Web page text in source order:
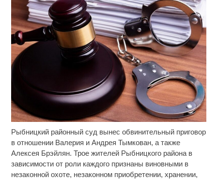
Рыбницкий районный суд вынес обвинительный приговор
в отношении Валерия и Андрея Тымкован, а также
Алексея Брэйлян. Трое жителей Рыбницкого района в
зависимости от роли каждого признаны виновными в
незаконной охоте, незаконном приобретении, хранении,
i
Скрытая камера на пляже Крыма: Что люди
вытворяют, когда их не видят...
Ролик длится несколько секунд, а смеяться вы
будете долго